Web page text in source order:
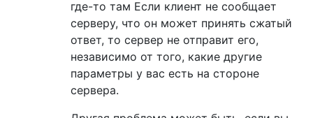
где-то там Если клиент не сообщает
серверу, что он может принять сжатый
ответ, то сервер не отправит его,
независимо от того, какие другие
параметры у вас есть на стороне
сервера.